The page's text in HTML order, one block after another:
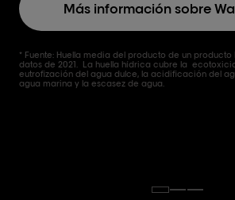
Más información sobre
* Fuente: Huella media del producto de un producto
datos de 2021. La huella hídrica cubre la
eutrofización del agua dulce, la acidificación del
agua marina y la escasez de agua.